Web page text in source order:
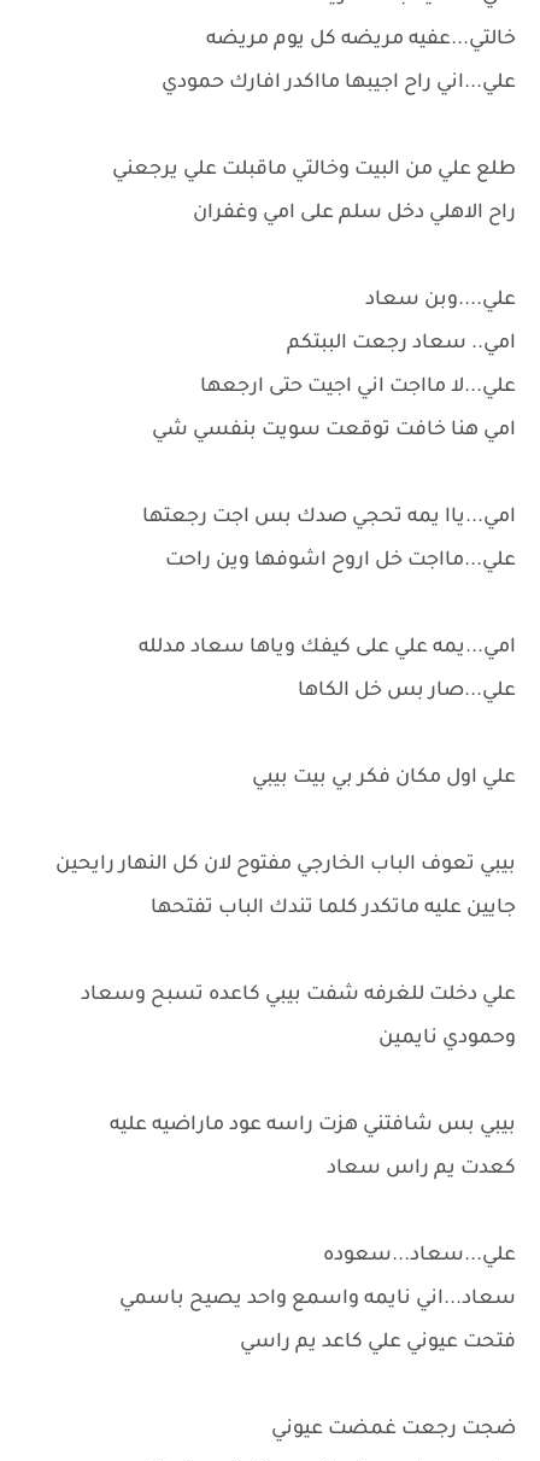
خالتي...عفيه مريضه كل يوم مريضه
علي...اني راح اجيبها مااكدر افارك حمودي
طلع علي من البيت وخالتي ماقبلت علي يرجعني
راح الاهلي دخل سلم على امي وغفران
علي....وبن سعاد
امي.. سعاد رجعت الببتكم
علي...لا مااجت اني اجيت حتى ارجعها
امي هنا خافت توقعت سويت بنفسي شي
امي...ياا يمه تحجي صدك بس اجت رجعتها
علي...مااجت خل اروح اشوفها وين راحت
امي...يمه علي على كيفك وياها سعاد مدلله
علي...صار بس خل الكاها
علي اول مكان فكر بي بيت بيبي
بيبي تعوف الباب الخارجي مفتوح لان كل النهار رايحين
جايين عليه ماتكدر كلما تندك الباب تفتحها
علي دخلت للغرفه شفت بيبي كاعده تسبح وسعاد
وحمودي نايمين
بيبي بس شافتني هزت راسه عود ماراضيه عليه
كعدت يم راس سعاد
علي...سعاد...سعوده
سعاد...اني نايمه واسمع واحد يصيح باسمي
فتحت عيوني علي كاعد يم راسي
ضجت رجعت غمضت عيوني